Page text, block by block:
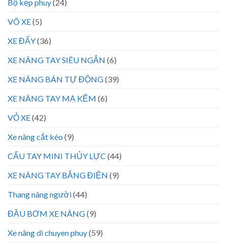
Bộ kẹp phuy(24)
VÕ XE(5)
XE ĐẨY(36)
XE NÂNG TAY SIÊU NGẮN (6)
XE NÂNG BÁN TỰ ĐỘNG(39)
XE NÂNG TAY MẠ KẼM (6)
VỎ XE(42)
Xe nâng cắt kéo (9)
CẨU TAY MINI THỦY LỰC (44)
XE NÂNG TAY BẰNG ĐIỆN (9)
Thang nâng người(44)
ĐẦU BƠM XE NÂNG(9)
Xe nâng di chuyen phuy(59)